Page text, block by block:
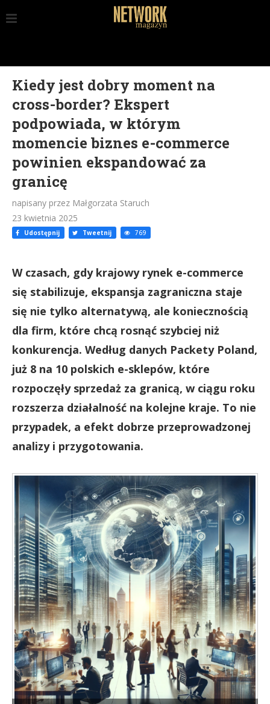
Kiedy jest dobry moment na
cross-border? Ekspert
podpowiada, w którym
momencie biznes e-commerce
powinien ekspandować za
granicę
napisany przez Małgorzata Staruch
23 kwietnia 2025
Udostępnij Tweetnij 769
W czasach, gdy krajowy rynek e-commerce
się stabilizuje, ekspansja zagraniczna staje
się nie tylko alternatywą, ale koniecznością
dla firm, które chcą rosnąć szybciej niż
konkurencja. Według danych Packety Poland,
już 8 na 10 polskich e-sklepów, które
rozpoczęły sprzedaż za granicą, w ciągu roku
rozszerza działalność na kolejne kraje. To nie
przypadek, a efekt dobrze przeprowadzonej
analizy i przygotowania.